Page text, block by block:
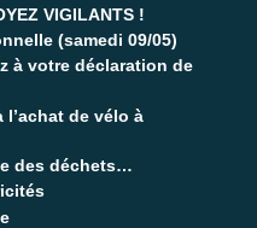
VIGILANTS !
(samedi 09/05)
à votre déclaration de
l’achat de vélo à
des déchets…